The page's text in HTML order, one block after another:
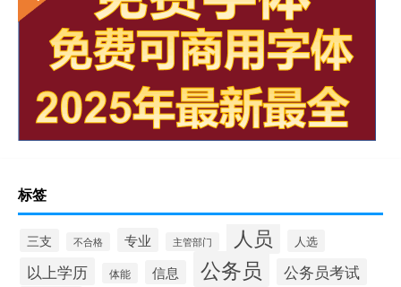
标签
三支 不合格 专业 主管部门 人员 人选
以上学历 体能 信息 公务员 公务员考试